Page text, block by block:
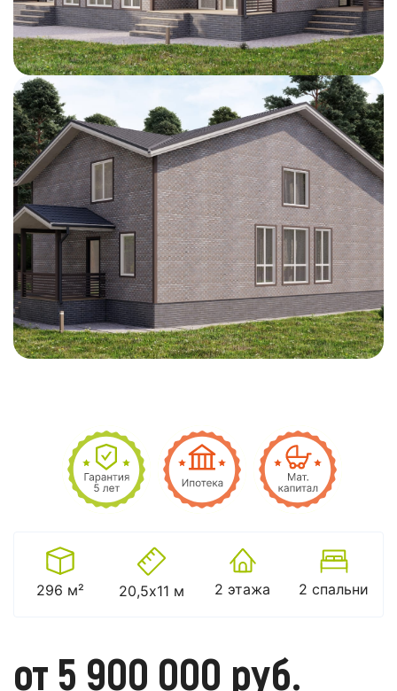
296 м² 20,5х11 м 2 этажа 2 спальни
от 5 900 000 руб.